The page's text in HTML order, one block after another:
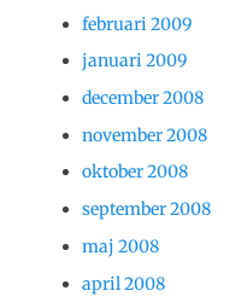
februari 2009
januari 2009
december 2008
november 2008
oktober 2008
september 2008
maj 2008
april 2008